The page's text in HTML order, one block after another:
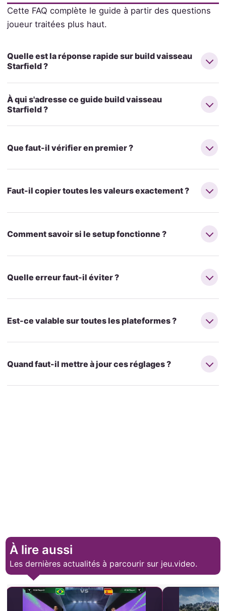
Cette FAQ complète le guide à partir des questions
joueur traitées plus haut.
Quelle est la réponse rapide sur build vaisseau
Starfield ?
À qui s'adresse ce guide build vaisseau
Starfield ?
Que faut-il vérifier en premier ?
Faut-il copier toutes les valeurs exactement ?
Comment savoir si le setup fonctionne ?
Quelle erreur faut-il éviter ?
Est-ce valable sur toutes les plateformes ?
Quand faut-il mettre à jour ces réglages ?
À lire aussi
Les dernières actualités à parcourir sur jeu.video.